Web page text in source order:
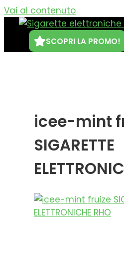
Vai al contenuto
SCOPRI LA PROMO!
icee-mint
SIGARETTE